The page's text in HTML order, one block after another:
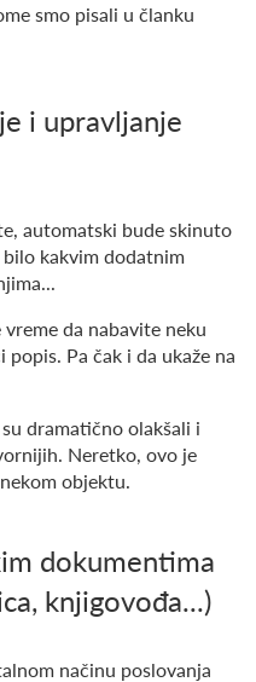
smo pisali u članku
i upravljanje
automatski bude skinuto
bilo kakvim dodatnim
da nabavite neku
Pa čak i da ukaže na
dramatično olakšali i
Neretko, ovo je
objektu.
dokumentima
knjigovođa...)
načinu poslovanja